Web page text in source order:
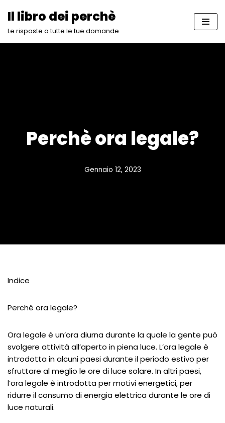
Vai
Il libro dei perchè
Le risposte a tutte le tue domande
Perchè ora legale?
Gennaio 12, 2023
Indice
Perché ora legale?
Ora legale è un’ora diurna durante la quale la gente può
svolgere attività all’aperto in piena luce. L’ora legale è
introdotta in alcuni paesi durante il periodo estivo per
sfruttare al meglio le ore di luce solare. In altri paesi,
l’ora legale è introdotta per motivi energetici, per
ridurre il consumo di energia elettrica durante le ore di
luce naturali.